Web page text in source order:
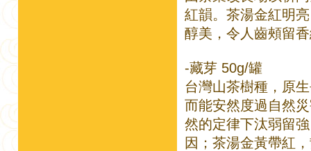
紅韻。茶湯金紅明
醇美，令人齒頰留
-藏芽 50g/罐
台灣山茶樹種，原
而能安然度過自然
然的定律下汰弱留
因；茶湯金黃帶紅